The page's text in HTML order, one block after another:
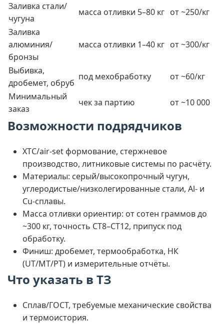
Заливка стали/
чугуна
масса отливки 5–80 кг от ~250/кг
Заливка
алюминия/
бронзы
масса отливки 1–40 кг от ~300/кг
Выбивка,
дробемет, обруб
под мехобработку
от ~60/кг
Минимальный
заказ
чек за партию от ~10 000
Возможности подрядчиков
ХТС/air-set формование, стержневое
производство, литниковые системы по расчёту.
Материалы: серый/высокопрочный чугун,
углеродистые/низколегированные стали, Al- и
Cu-сплавы.
Масса отливки ориентир: от сотен граммов до
~300 кг, точность CT8–CT12, припуск под
обработку.
Финиш: дробемет, термообработка, НК
(UT/MT/PT) и измерительные отчёты.
Что указать в ТЗ
Сплав/ГОСТ, требуемые механические свойства
и термоистория.